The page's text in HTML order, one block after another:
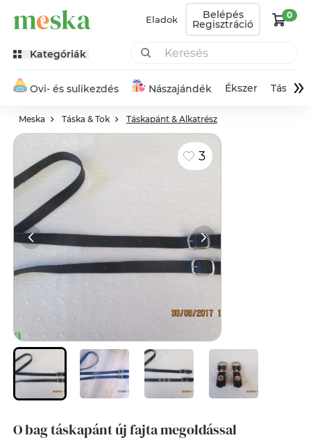
Eladok Belépés
Regisztráció
0
Kategóriák
Ovi- és sulikezdés Nászajándék Ékszer Táska»
Meska Táska & Tok Táskapánt & Alkatrész
3
O bag táskapánt új fajta megoldással